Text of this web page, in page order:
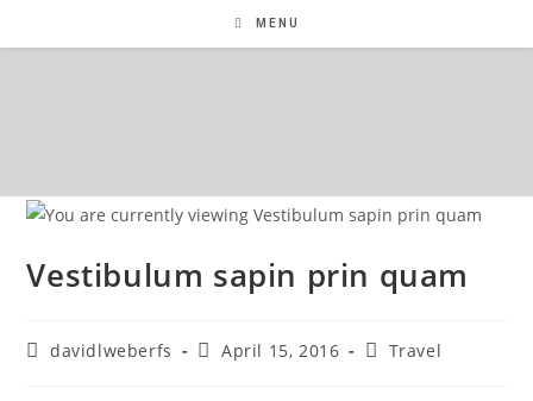
MENU
Vestibulum sapin prin quam
davidlweberfs April 15, 2016 Travel